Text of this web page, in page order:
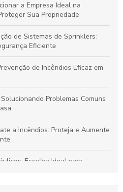
a Empresa Ideal na
Sua Propriedade
de Sistemas de Sprinklers:
Eficiente
de Incêndios Eficaz em
Problemas Comuns
a Incêndios: Proteja e Aumente
Escolha Ideal para